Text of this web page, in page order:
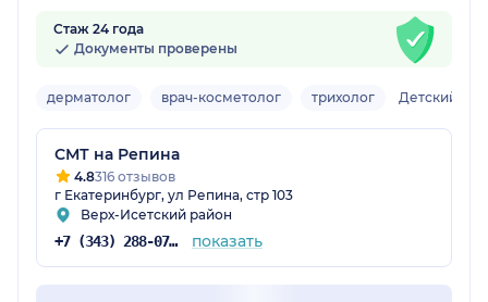
Стаж 24 года
Документы проверены
дерматолог врач-косметолог трихолог Детский
СМТ на Репина
4.8316 отзывов
г Екатеринбург, ул Репина, стр 103
Верх-Исетский район
+7 (343) 288-07-54 показать